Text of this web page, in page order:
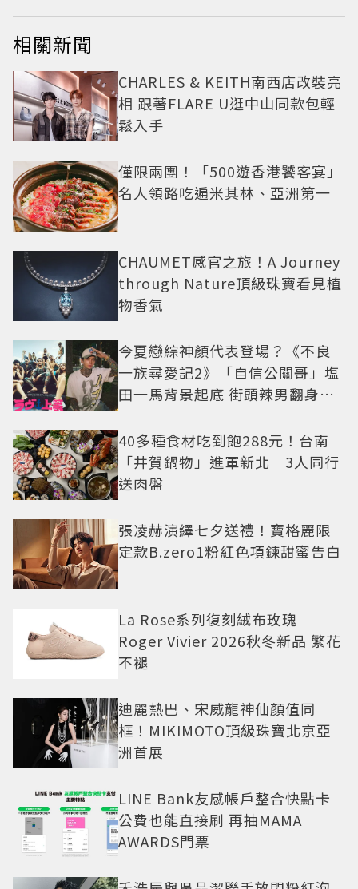
相關新聞
CHARLES & KEITH南西店改裝亮
相 跟著FLARE U逛中山同款包輕
鬆入手
僅限兩團！「500遊香港饕客宴」
名人領路吃遍米其林、亞洲第一
CHAUMET感官之旅！A Journey
through Nature頂級珠寶看見植
物香氣
今夏戀綜神顏代表登場？《不良
一族尋愛記2》「自信公關哥」塩
田一馬背景起底 街頭辣男翻身當
40多種食材吃到飽288元！台南
「井賀鍋物」進軍新北 3人同行
送肉盤
張凌赫演繹七夕送禮！寶格麗限
定款B.zero1粉紅色項鍊甜蜜告白
La Rose系列復刻絨布玫瑰
Roger Vivier 2026秋冬新品 繁花
不褪
迪麗熱巴、宋威龍神仙顏值同
框！MIKIMOTO頂級珠寶北京亞
洲首展
LINE Bank友感帳戶整合快點卡
公費也能直接刷 再抽MAMA
AWARDS門票